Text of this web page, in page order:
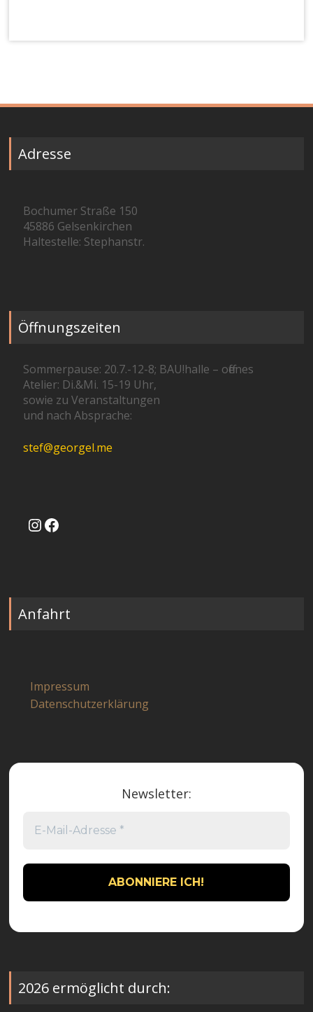
Adresse
Bochumer Straße 150
45886 Gelsenkirchen
Haltestelle: Stephanstr.
Öffnungszeiten
Sommerpause: 20.7.-12-8; BAU!halle – offenes
Atelier: Di.&Mi. 15-19 Uhr,
sowie zu Veranstaltungen
und nach Absprache:
stef@georgel.me
Instagram
Facebook
Anfahrt
Impressum
Datenschutzerklärung
Newsletter:
2026 ermöglicht durch: